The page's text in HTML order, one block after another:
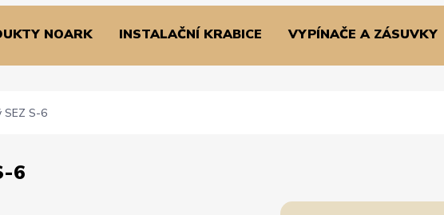
NOARK INSTALAČNÍ KRABICE VYPÍNAČE A ZÁSUVKY
SEZ S-6
6